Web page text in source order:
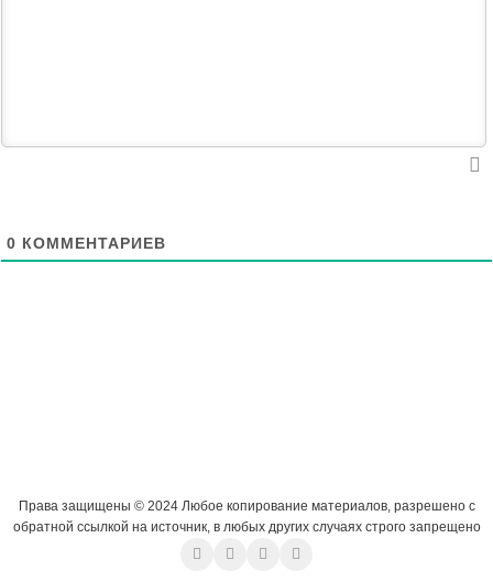
0 КОММЕНТАРИЕВ
Права защищены © 2024 Любое копирование материалов, разрешено с
обратной ссылкой на источник, в любых других случаях строго запрещено